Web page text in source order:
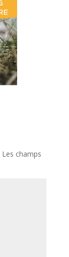
Les champs